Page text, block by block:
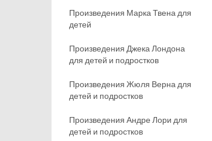
Произведения Марка Твена для
детей
Произведения Джека Лондона
для детей и подростков
Произведения Жюля Верна для
детей и подростков
Произведения Андре Лори для
детей и подростков